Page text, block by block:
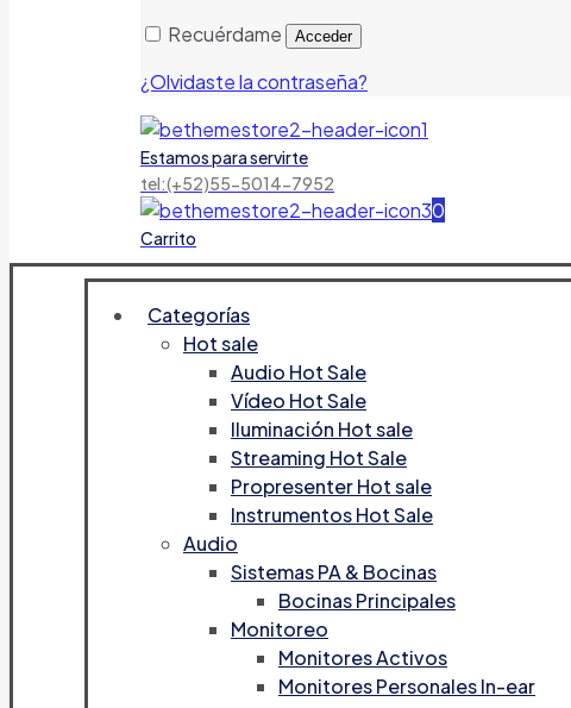
Recuérdame
Acceder
¿Olvidaste la contraseña?
Estamos para servirte
tel:(+52)55-5014-7952
0
Carrito
Categorías
Hot sale
Audio Hot Sale
Vídeo Hot Sale
Iluminación Hot sale
Streaming Hot Sale
Propresenter Hot sale
Instrumentos Hot Sale
Audio
Sistemas PA & Bocinas
Bocinas Principales
Monitoreo
Monitores Activos
Monitores Personales In-ear